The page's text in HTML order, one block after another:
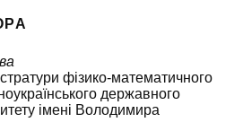
фізико-математичного
державного
імені Володимира